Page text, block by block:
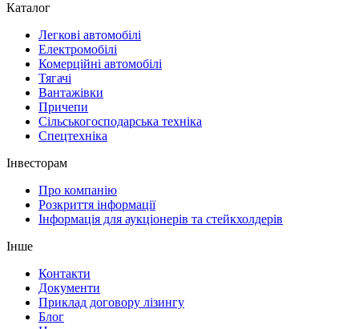
Каталог
Легкові автомобілі
Електромобілі
Комерційні автомобілі
Тягачі
Вантажівки
Причепи
Сільськогосподарська техніка
Спецтехніка
Інвесторам
Про компанію
Розкриття інформації
Інформація для аукціонерів та стейкхолдерів
Інше
Контакти
Документи
Приклад договору лізингу
Блог